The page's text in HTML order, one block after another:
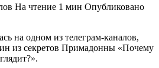
На чтение 1 мин Опубликовано
на одном из телеграм-каналов,
из секретов Примадонны «Почему